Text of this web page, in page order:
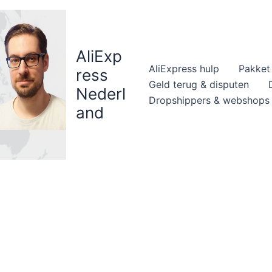
AliExp
ress
Nederl
and
AliExpress hulp
Geld terug & disputen
Dropshippers & webshops